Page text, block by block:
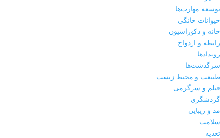
توسعه مهارت‌ها
حیوانات خانگی
خانه و دکوراسیون
رابطه و ازدواج
رویدادها
سرگذشت‌ها
طبیعت و محیط زیست
فیلم و سرگرمی
گردشگری
مد و زیبایی
سلامت
تغذیه